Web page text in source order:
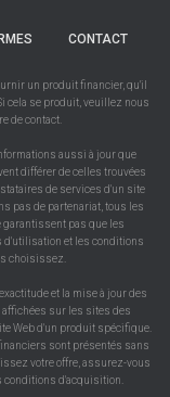
CONTACT
un produit financier, qu'il
cela se produit, veuillez nous
de contact.
aussi à jour que
différer de celles trouvées
de services d'un site
pas de partenariat, tous les
garantissent pas que les
d'utilisation et les conditions
choisissez.
et la mise à jour des
sur les sites des
Web d'un produit spécifique.
sont présentés sans
votre offre, assurez-vous
conditions d'acquisition.